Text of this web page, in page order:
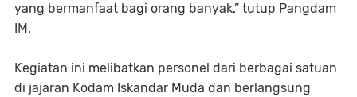
yang bermanfaat bagi orang banyak.” tutup Pangdam
IM.
Kegiatan ini melibatkan personel dari berbagai satuan
di jajaran Kodam Iskandar Muda dan berlangsung